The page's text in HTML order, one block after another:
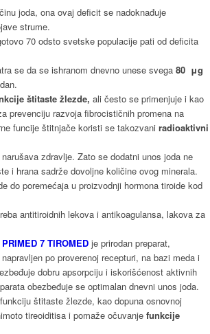
joda, ona ovaj deficit se nadoknađuje
strume.
70 odsto svetske populacije pati od deficita
se da se ishranom dnevno unese svega 80 μg
štitaste žlezde, ali često se primenjuje i kao
prevenciju razvoja fibrocističnih promena na
funcije štitnjače koristi se takozvani radioaktivni
zdravlje. Zato se dodatni unos joda ne
i hrana sadrže dovoljne količine ovog minerala.
do poremećaja u proizvodnji hormona tiroide kod
antitiroidnih lekova i antikoagulansa, lakova za
PRIMED 7 TIROMED je prirodan preparat,
napravljen po proverenoj recepturi, na bazi meda i
dobru apsorpciju i iskorišćenost aktivnih
obezbeđuje se optimalan dnevni unos joda.
štitaste žlezde, kao dopuna osnovnoj
tireoiditisa i pomaže očuvanje funkcije